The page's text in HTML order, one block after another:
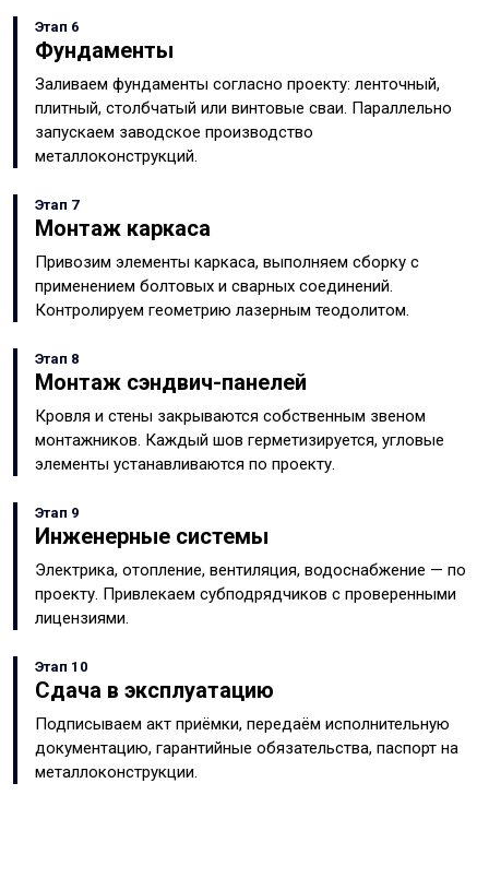
Этап 6
Фундаменты
Заливаем фундаменты согласно проекту: ленточный,
плитный, столбчатый или винтовые сваи. Параллельно
запускаем заводское производство
металлоконструкций.
Этап 7
Монтаж каркаса
Привозим элементы каркаса, выполняем сборку с
применением болтовых и сварных соединений.
Контролируем геометрию лазерным теодолитом.
Этап 8
Монтаж сэндвич-панелей
Кровля и стены закрываются собственным звеном
монтажников. Каждый шов герметизируется, угловые
элементы устанавливаются по проекту.
Этап 9
Инженерные системы
Электрика, отопление, вентиляция, водоснабжение — по
проекту. Привлекаем субподрядчиков с проверенными
лицензиями.
Этап 10
Сдача в эксплуатацию
Подписываем акт приёмки, передаём исполнительную
документацию, гарантийные обязательства, паспорт на
металлоконструкции.